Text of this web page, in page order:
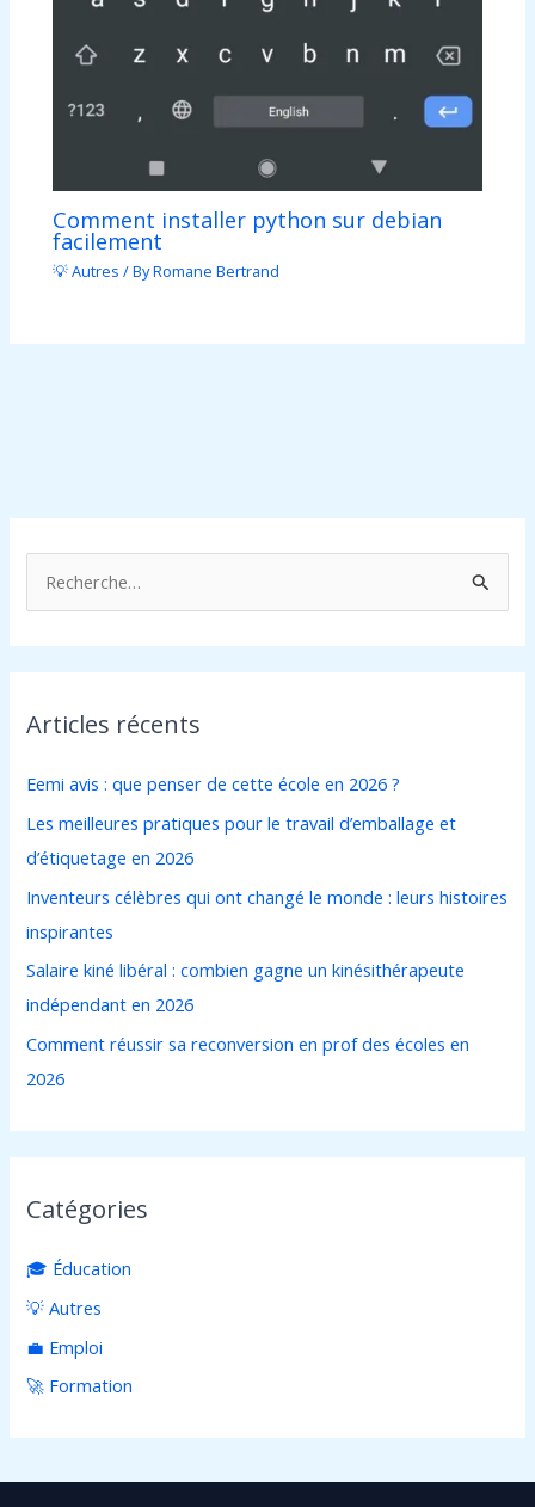
Comment installer python sur debian
facilement
💡 Autres / ByRomane Bertrand
e
c
h
e
r
:
Articles récents
Eemi avis : que penser de cette école en 2026 ?
Les meilleures pratiques pour le travail d’emballage et
d’étiquetage en 2026
Inventeurs célèbres qui ont changé le monde : leurs histoires
inspirantes
Salaire kiné libéral : combien gagne un kinésithérapeute
indépendant en 2026
Comment réussir sa reconversion en prof des écoles en
2026
Catégories
🎓 Éducation
💡 Autres
💼 Emploi
🚀 Formation